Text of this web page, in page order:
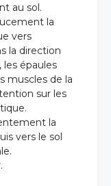
au sol.
la
vers
la direction
les épaules
muscles de la
sur les
la
vers le sol